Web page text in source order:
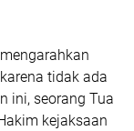
tidak ada
ini, seorang Tua
kejaksaan